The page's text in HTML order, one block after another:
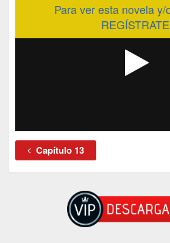
Para ver esta novela y/
Capítulo 13